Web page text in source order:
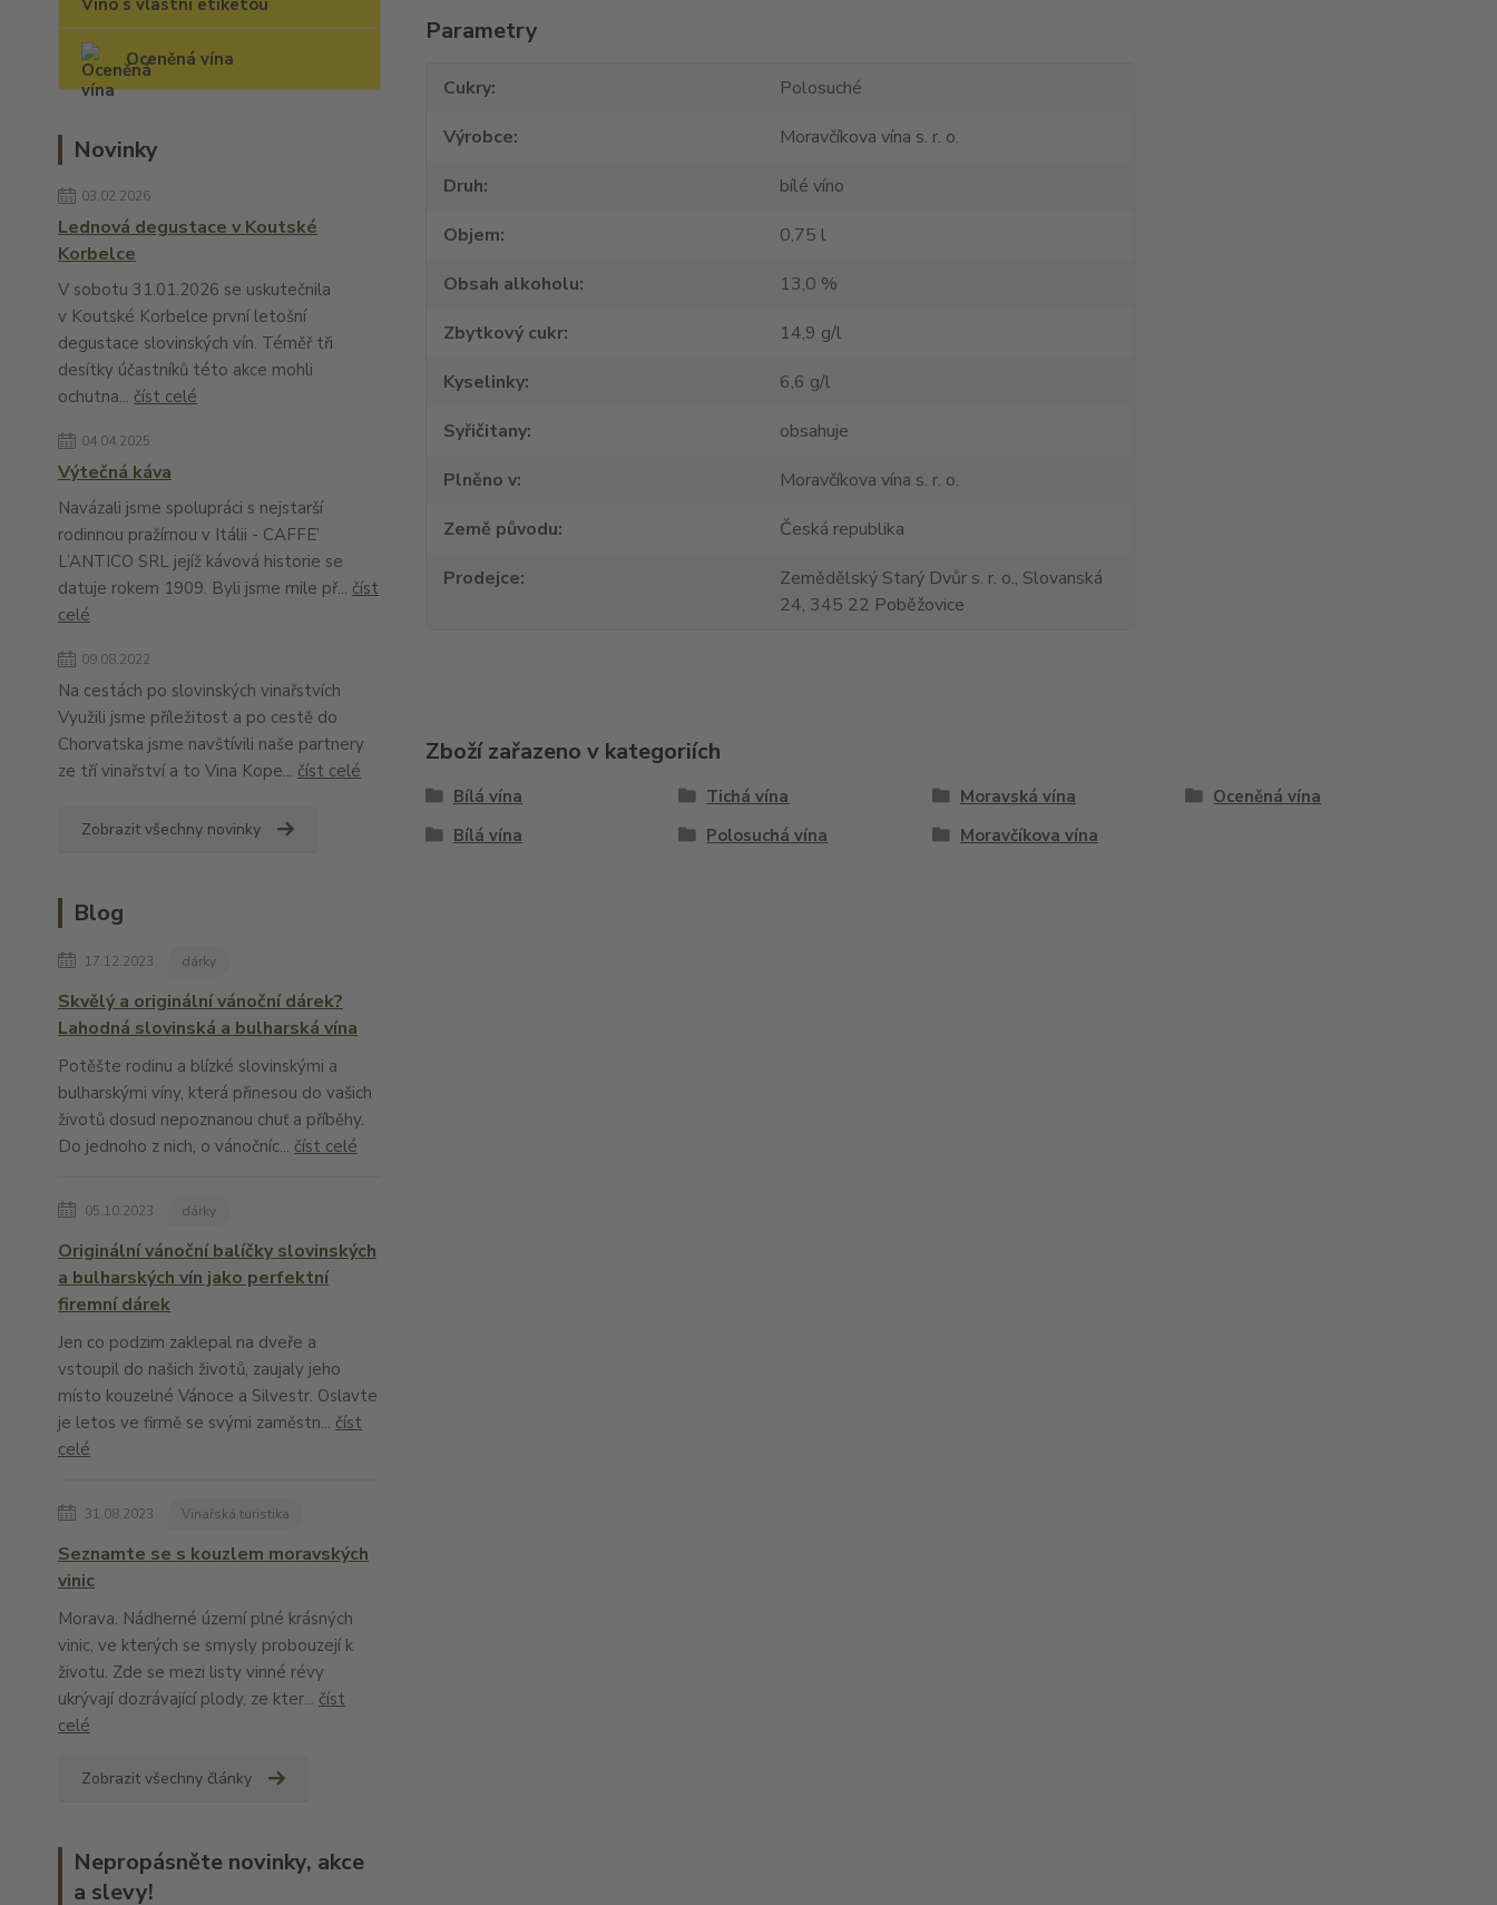
Víno s vlastní etiketou
Oceněná vína
Novinky
03.02.2026
Lednová degustace v Koutské
Korbelce
V sobotu 31.01.2026 se uskutečnila
v Koutské Korbelce první letošní
degustace slovinských vín. Téměř tři
desítky účastníků této akce mohli
ochutna... číst celé
04.04.2025
Výtečná káva
Navázali jsme spolupráci s nejstarší
rodinnou pražírnou v Itálii - CAFFE’
L’ANTICO SRL jejíž kávová historie se
datuje rokem 1909. Byli jsme mile př... číst
celé
09.08.2022
Na cestách po slovinských vinařstvích
Využili jsme příležitost a po cestě do
Chorvatska jsme navštívili naše partnery
ze tří vinařství a to Vina Kope... číst celé
Zobrazit všechny novinky
Blog
17.12.2023 dárky
Skvělý a originální vánoční dárek?
Lahodná slovinská a bulharská vína
Potěšte rodinu a blízké slovinskými a
bulharskými víny, která přinesou do vašich
životů dosud nepoznanou chuť a příběhy.
Do jednoho z nich, o vánočníc... číst celé
05.10.2023 dárky
Originální vánoční balíčky slovinských
a bulharských vín jako perfektní
firemní dárek
Jen co podzim zaklepal na dveře a
vstoupil do našich životů, zaujaly jeho
místo kouzelné Vánoce a Silvestr. Oslavte
je letos ve firmě se svými zaměstn... číst
celé
31.08.2023 Vinařská turistika
Seznamte se s kouzlem moravských
vinic
Morava. Nádherné území plné krásných
vinic, ve kterých se smysly probouzejí k
životu. Zde se mezi listy vinné révy
ukrývají dozrávající plody, ze kter... číst
celé
Zobrazit všechny články
Nepropásněte novinky, akce
a slevy!
Parametry
Cukry
Polosuché
Výrobce
Moravčíkova vína s. r. o.
Druh
bílé víno
Objem
0,75 l
Obsah alkoholu
13,0 %
Zbytkový cukr
14,9 g/l
Kyselinky
6,6 g/l
Syřičitany
obsahuje
Plněno v
Moravčíkova vína s. r. o.
Země původu
Česká republika
Prodejce
Zemědělský Starý Dvůr s. r. o., Slovanská
24, 345 22 Poběžovice
Zboží zařazeno v kategoriích
Bílá vína Tichá vína Moravská vína
Oceněná vína
Bílá vína
Polosuchá vína Moravčíkova vína